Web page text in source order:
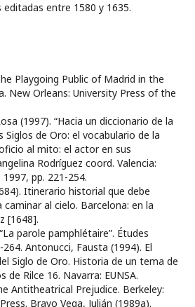
entre 1580 y 1635.
Playgoing Public of Madrid in the
New Orleans: University Press of the
(1997). “Hacia un diccionario de la
Siglos de Oro: el vocabulario de la
al mito: el actor en sus
Rodríguez coord. Valencia:
pp. 221-254.
Itinerario historial que debe
al cielo. Barcelona: en la
[1648].
parole pamphlétaire”. Études
Antonucci, Fausta (1994). El
Siglo de Oro. Historia de un tema de
de Rilce 16. Navarra: EUNSA.
Antitheatrical Prejudice. Berkeley:
Bravo Vega, Julián (1989a).